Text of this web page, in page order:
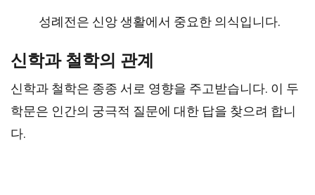
성례전은 신앙 생활에서 중요한 의식입니다.
신학과 철학의 관계
신학과 철학은 종종 서로 영향을 주고받습니다. 이 두
학문은 인간의 궁극적 질문에 대한 답을 찾으려 합니
다.